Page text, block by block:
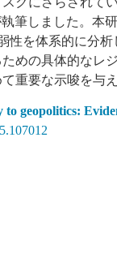
筆しました。本
性を体系的に分
めの具体的なレ
重要な示唆を与え
geopolitics: